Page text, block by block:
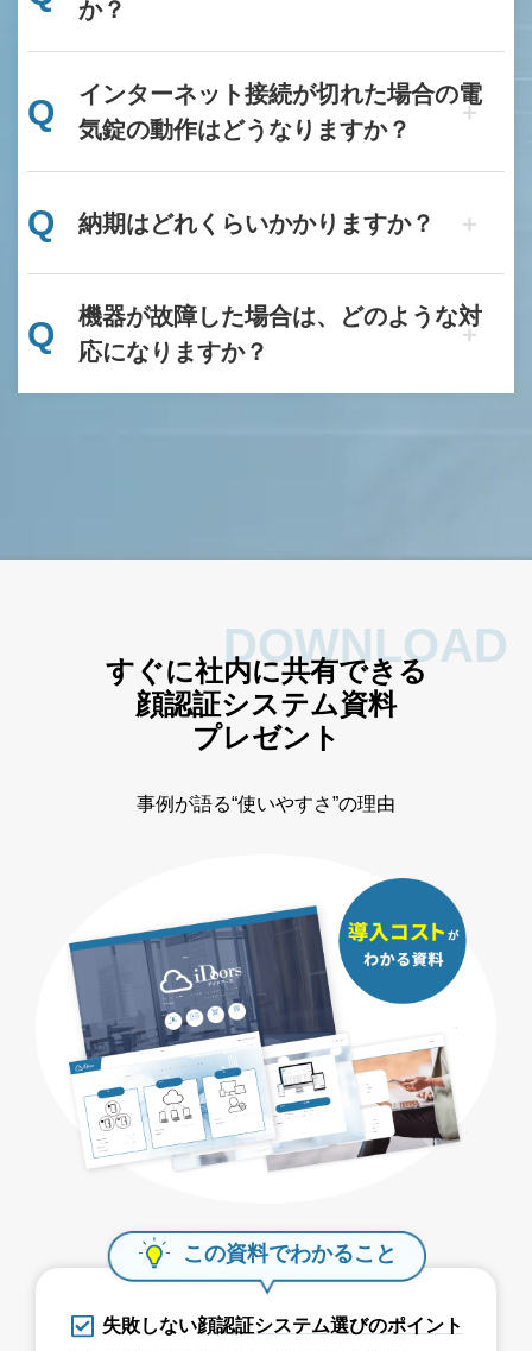
か？
Q
インターネット接続が切れた場合の電
気錠の動作はどうなりますか？
Q 納期はどれくらいかかりますか？
Q
機器が故障した場合は、どのような対
応になりますか？
DOWNLOAD
すぐに社内に共有できる
顔認証システム資料
プレゼント
事例が語る“使いやすさ”の理由
この資料でわかること
失敗しない顔認証システム選びのポイント